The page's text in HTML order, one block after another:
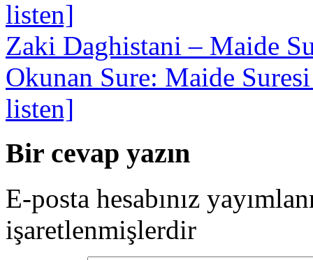
listen]
Zaki Daghistani – Maide
Okunan Sure: Maide
listen]
Bir cevap yazın
E-posta hesabınız
işaretlenmişlerdir